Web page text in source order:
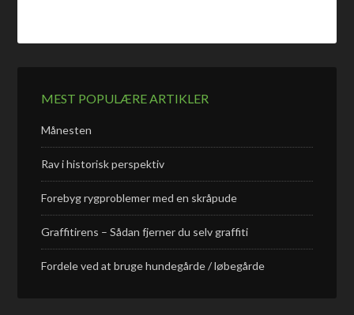
MEST POPULÆRE ARTIKLER
Månesten
Rav i historisk perspektiv
Forebyg rygproblemer med en skråpude
Graffitirens – Sådan fjerner du selv graffiti
Fordele ved at bruge hundegårde / løbegårde